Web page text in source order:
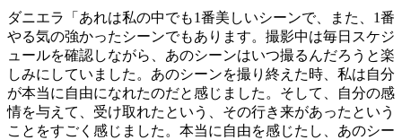
ダニエラ「あれは私の中でも1番美しいシーンで、また、1番
やる気の強かったシーンでもあります。撮影中は毎日スケジ
ュールを確認しながら、あのシーンはいつ撮るんだろうと楽
しみにしていました。あのシーンを撮り終えた時、私は自分
が本当に自由になれたのだと感じました。そして、自分の感
情を与えて、受け取れたという、その行き来があったという
ことをすごく感じました。本当に自由を感じたし、あのシー